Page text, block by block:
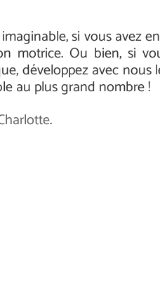
si vous avez
motrice. Ou bien, si
développez avec nous
au plus grand nombre !
.